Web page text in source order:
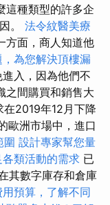
這種類型的許多企
。 法令紋醫美療
方面，商人知道他
為您解決頂樓漏
入，因為他們不
之間購買和銷售大
2019年12月下降
歐洲市場中，進口
圍 設計專家幫您量
類活動的需求 已
其數字庫存和倉庫
預算，了解不同